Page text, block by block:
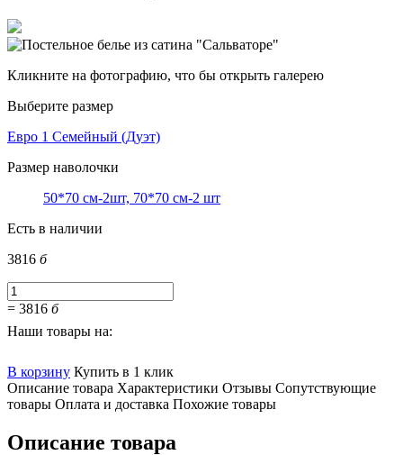
Кликните на фотографию, что бы открыть галерею
Выберите размер
Евро 1 Семейный (Дуэт)
Размер наволочки
50*70 см-2шт, 70*70 см-2 шт
Есть в наличии
3816 б
= 3816 б
Наши товары на:
В корзину Купить в 1 клик
Описание товара Характеристики Отзывы Сопутствующие
товары Оплата и доставка Похожие товары
Описание товара